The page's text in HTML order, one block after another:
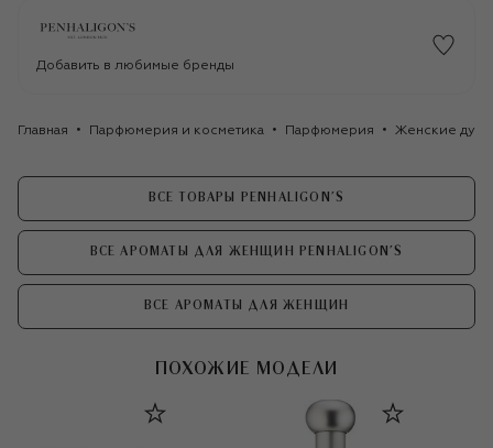
Добавить в любимые бренды
Главная Парфюмерия и косметика Парфюмерия Женские духи
ВСЕ ТОВАРЫ PENHALIGON'S
ВСЕ АРОМАТЫ ДЛЯ ЖЕНЩИН PENHALIGON'S
ВСЕ АРОМАТЫ ДЛЯ ЖЕНЩИН
ПОХОЖИЕ МОДЕЛИ